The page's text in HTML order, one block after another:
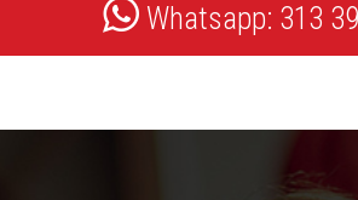
Whatsapp: 313